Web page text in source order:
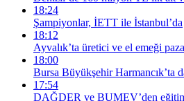
18:24
Şampiyonlar, İETT ile İstanbul’da
18:12
Ayvalık’ta üretici ve el emeği
18:00
Bursa Büyükşehir Harmancık’ta
17:54
DAĞDER ve BUMEV’den